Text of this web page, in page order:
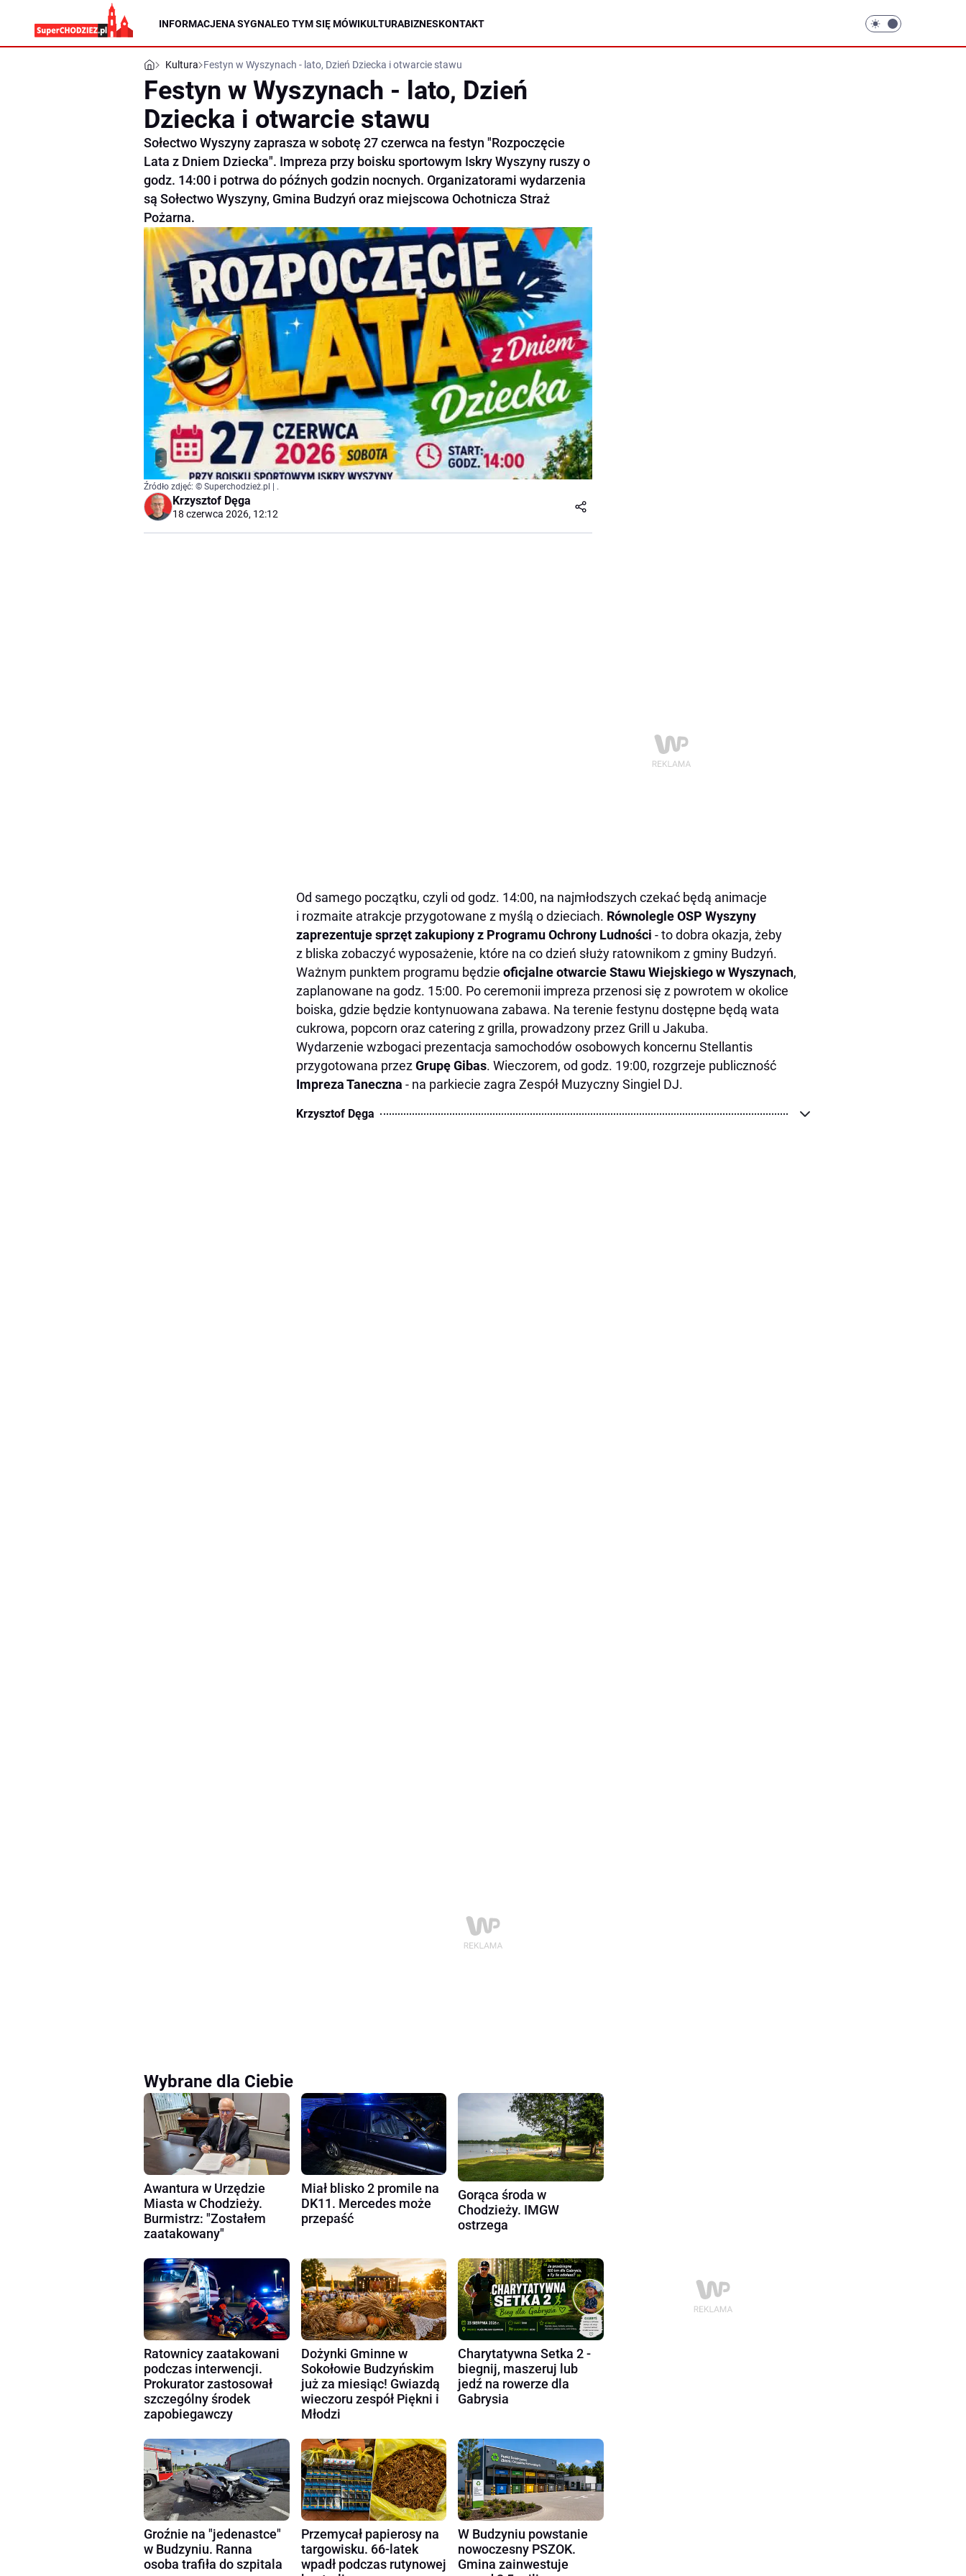
INFORMACJENA SYGNALEO TYM SIĘ MÓWIKULTURABIZNESKONTAKT
Kultura Festyn w Wyszynach - lato, Dzień Dziecka i otwarcie stawu
Festyn w Wyszynach - lato, Dzień
Dziecka i otwarcie stawu
Sołectwo Wyszyny zaprasza w sobotę 27 czerwca na festyn "Rozpoczęcie
Lata z Dniem Dziecka". Impreza przy boisku sportowym Iskry Wyszyny ruszy o
godz. 14:00 i potrwa do późnych godzin nocnych. Organizatorami wydarzenia
są Sołectwo Wyszyny, Gmina Budzyń oraz miejscowa Ochotnicza Straż
Pożarna.
.
Źródło zdjęć: © Superchodzież.pl | .
Krzysztof Dęga
18 czerwca 2026, 12:12
Od samego początku, czyli od godz. 14:00, na najmłodszych czekać będą animacje
i rozmaite atrakcje przygotowane z myślą o dzieciach. Równolegle OSP Wyszyny
zaprezentuje sprzęt zakupiony z Programu Ochrony Ludności - to dobra okazja, żeby
z bliska zobaczyć wyposażenie, które na co dzień służy ratownikom z gminy Budzyń.
Ważnym punktem programu będzie oficjalne otwarcie Stawu Wiejskiego w Wyszynach,
zaplanowane na godz. 15:00. Po ceremonii impreza przenosi się z powrotem w okolice
boiska, gdzie będzie kontynuowana zabawa. Na terenie festynu dostępne będą wata
cukrowa, popcorn oraz catering z grilla, prowadzony przez Grill u Jakuba.
Wydarzenie wzbogaci prezentacja samochodów osobowych koncernu Stellantis
przygotowana przezGrupę Gibas. Wieczorem, od godz. 19:00, rozgrzeje publiczność
Impreza Taneczna - na parkiecie zagra Zespół Muzyczny Singiel DJ.
Krzysztof Dęga
Wybrane dla Ciebie
Awantura w Urzędzie
Miasta w Chodzieży.
Burmistrz: "Zostałem
zaatakowany"
Miał blisko 2 promile na
DK11. Mercedes może
przepaść
Gorąca środa w
Chodzieży. IMGW
ostrzega
Ratownicy zaatakowani
podczas interwencji.
Prokurator zastosował
szczególny środek
zapobiegawczy
Dożynki Gminne w
Sokołowie Budzyńskim
już za miesiąc! Gwiazdą
wieczoru zespół Piękni i
Młodzi
Charytatywna Setka 2 -
biegnij, maszeruj lub
jedź na rowerze dla
Gabrysia
Groźnie na "jedenastce"
w Budzyniu. Ranna
osoba trafiła do szpitala
Przemycał papierosy na
targowisku. 66-latek
wpadł podczas rutynowej
W Budzyniu powstanie
nowoczesny PSZOK.
Gmina zainwestuje